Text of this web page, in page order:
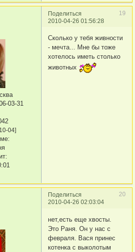
Поделиться
19
2010-04-26 01:56:28
03-31
04]
Сколько у тебя живности
- мечта... Мне бы тоже
хотелось иметь столько
животных
Поделиться
20
2010-04-26 02:03:04
нет,есть еще хвосты.
Это Раня. Он у нас с
февраля. Вася принес
котенка с выколотым